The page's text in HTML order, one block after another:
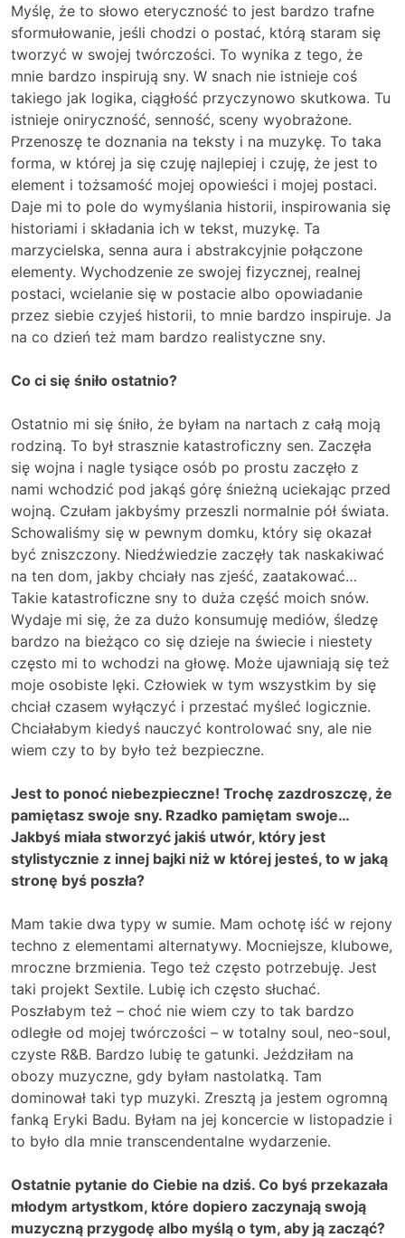
Myślę, że to słowo eteryczność to jest bardzo trafne
sformułowanie, jeśli chodzi o postać, którą staram się
tworzyć w swojej twórczości. To wynika z tego, że
mnie bardzo inspirują sny. W snach nie istnieje coś
takiego jak logika, ciągłość przyczynowo skutkowa. Tu
istnieje oniryczność, senność, sceny wyobrażone.
Przenoszę te doznania na teksty i na muzykę. To taka
forma, w której ja się czuję najlepiej i czuję, że jest to
element i tożsamość mojej opowieści i mojej postaci.
Daje mi to pole do wymyślania historii, inspirowania się
historiami i składania ich w tekst, muzykę. Ta
marzycielska, senna aura i abstrakcyjnie połączone
elementy. Wychodzenie ze swojej fizycznej, realnej
postaci, wcielanie się w postacie albo opowiadanie
przez siebie czyjeś historii, to mnie bardzo inspiruje. Ja
na co dzień też mam bardzo realistyczne sny.
Co ci się śniło ostatnio?
Ostatnio mi się śniło, że byłam na nartach z całą moją
rodziną. To był strasznie katastroficzny sen. Zaczęła
się wojna i nagle tysiące osób po prostu zaczęło z
nami wchodzić pod jakąś górę śnieżną uciekając przed
wojną. Czułam jakbyśmy przeszli normalnie pół świata.
Schowaliśmy się w pewnym domku, który się okazał
być zniszczony. Niedźwiedzie zaczęły tak naskakiwać
na ten dom, jakby chciały nas zjeść, zaatakować…
Takie katastroficzne sny to duża część moich snów.
Wydaje mi się, że za dużo konsumuję mediów, śledzę
bardzo na bieżąco co się dzieje na świecie i niestety
często mi to wchodzi na głowę. Może ujawniają się też
moje osobiste lęki. Człowiek w tym wszystkim by się
chciał czasem wyłączyć i przestać myśleć logicznie.
Chciałabym kiedyś nauczyć kontrolować sny, ale nie
wiem czy to by było też bezpieczne.
Jest to ponoć niebezpieczne! Trochę zazdroszczę, że
pamiętasz swoje sny. Rzadko pamiętam swoje…
Jakbyś miała stworzyć jakiś utwór, który jest
stylistycznie z innej bajki niż w której jesteś, to w jaką
stronę byś poszła?
Mam takie dwa typy w sumie. Mam ochotę iść w rejony
techno z elementami alternatywy. Mocniejsze, klubowe,
mroczne brzmienia. Tego też często potrzebuję. Jest
taki projekt Sextile. Lubię ich często słuchać.
Poszłabym też – choć nie wiem czy to tak bardzo
odległe od mojej twórczości – w totalny soul, neo-soul,
czyste R&B. Bardzo lubię te gatunki. Jeździłam na
obozy muzyczne, gdy byłam nastolatką. Tam
dominował taki typ muzyki. Zresztą ja jestem ogromną
fanką Eryki Badu. Byłam na jej koncercie w listopadzie i
to było dla mnie transcendentalne wydarzenie.
Ostatnie pytanie do Ciebie na dziś. Co byś przekazała
młodym artystkom, które dopiero zaczynają swoją
muzyczną przygodę albo myślą o tym, aby ją zacząć?